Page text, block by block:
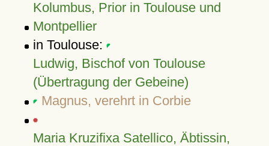
Kolumbus, Prior in Toulouse und
Montpellier
in Toulouse:
Ludwig, Bischof von Toulouse
(Übertragung der Gebeine)
Magnus, verehrt in Corbie
Maria Kruzifixa Satellico, Äbtissin,